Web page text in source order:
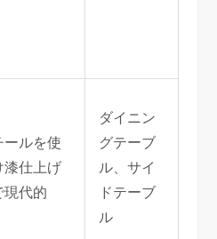
ールを使
漆仕上げ
現代的
ダイニン
グテーブ
ル、サイ
ドテーブ
ル